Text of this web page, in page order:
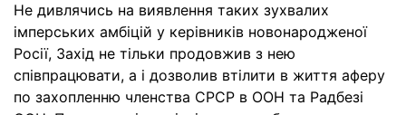
Не дивлячись на виявлення таких зухвалих
імперських амбіцій у керівників новонародженої
Росії, Захід не тільки продовжив з нею
співпрацювати, а і дозволив втілити в життя аферу
по захопленню членства СРСР в ООН та Радбезі